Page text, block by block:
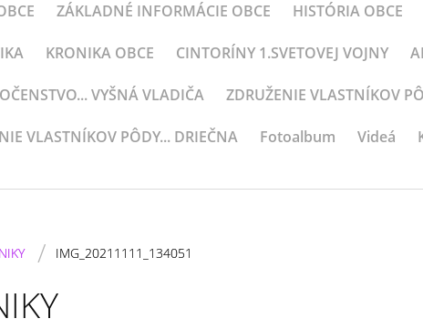
ZÁKLADNÉ INFORMÁCIE OBCE HISTÓRIA OBCE
KRONIKA OBCE CINTORÍNY 1.SVETOVEJ VOJNY
VYŠNÁ VLADIČA ZDRUŽENIE VLASTNÍKOV
VLASTNÍKOV PÔDY... DRIEČNA Fotoalbum Videá
/ IMG_20211111_134051